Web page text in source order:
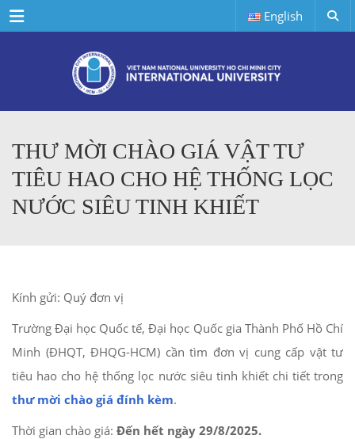
Menu English
THƯ MỜI CHÀO GIÁ VẬT TƯ
TIÊU HAO CHO HỆ THỐNG LỌC
NƯỚC SIÊU TINH KHIẾT
Kính gửi: Quý đơn vị
Trường Đại học Quốc tế, Đại học Quốc gia Thành Phố Hồ Chí
Minh (ĐHQT, ĐHQG-HCM) cần tìm đơn vị cung cấp vật tư
tiêu hao cho hệ thống lọc nước siêu tinh khiết chi tiết trong
thư mời chào giá đính kèm.
Thời gian chào giá: Đến hết ngày 29/8/2025.